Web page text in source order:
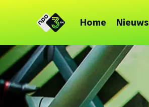
Home Nieuws